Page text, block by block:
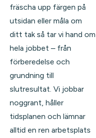
fräscha upp färgen på
utsidan eller måla om
ditt tak så tar vi hand om
hela jobbet – från
förberedelse och
grundning till
slutresultat. Vi jobbar
noggrant, håller
tidsplanen och lämnar
alltid en ren arbetsplats